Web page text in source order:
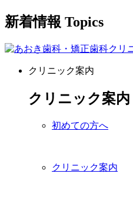
新着情報 Topics
クリニック案内
クリニック案内
初めての方へ
クリニック案内